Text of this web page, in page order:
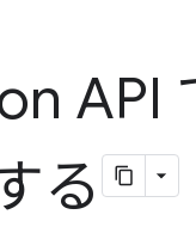
API
る